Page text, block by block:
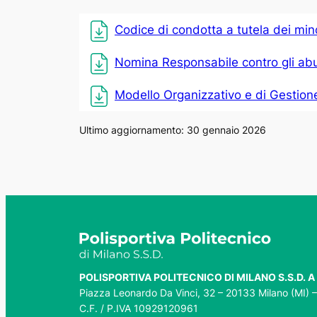
Codice di condotta a tutela dei
Nomina Responsabile contro gli
Modello Organizzativo e di
Ultimo aggiornamento: 30 gennaio 2026
POLISPORTIVA POLITECNICO DI MILANO S.S.D.
Piazza Leonardo Da Vinci, 32 – 20133 Milano (MI)
C.F. / P.IVA 10929120961